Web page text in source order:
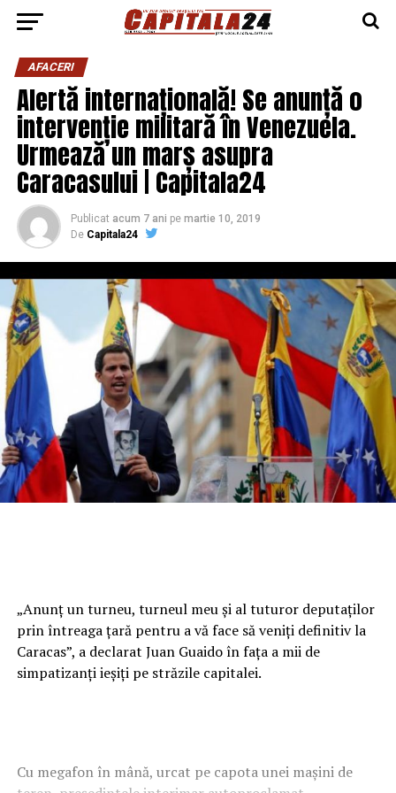
AFACERI
Alertă internațională! Se anunță o
intervenție militară în Venezuela.
Urmează un marș asupra
Caracasului | Capitala24
Publicat acum 7 ani pe martie 10, 2019
De Capitala24
„Anunţ un turneu, turneul meu şi al tuturor deputaţilor
prin întreaga ţară pentru a vă face să veniţi definitiv la
Caracas”, a declarat Juan Guaido în faţa a mii de
simpatizanţi ieşiţi pe străzile capitalei.
Cu megafon în mână, urcat pe capota unei maşini de